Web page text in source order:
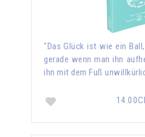
"Das Glück ist wie ein
gerade wenn man ihn
ihn mit dem Fuß